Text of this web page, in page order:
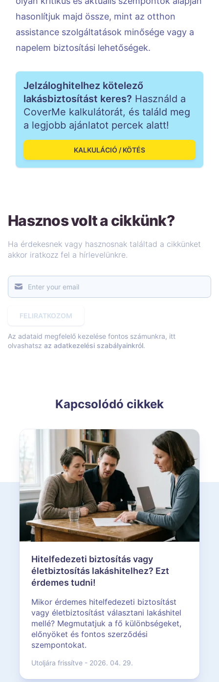
hasonlítjuk majd össze, mint az otthon
assistance szolgáltatások minősége vagy a
napelem biztosítási lehetőségek.
Jelzáloghitelhez kötelező
lakásbiztosítást keres? Használd a
CoverMe kalkulátorát, és találd meg
a legjobb ajánlatot percek alatt!
KALKULÁCIÓ / KÖTÉS
Hasznos volt a cikkünk?
Ha érdekesnek vagy hasznosnak találtad a cikkünket
akkor iratkozz fel a hírlevelünkre.
FELIRATKOZOM
Az adataid megfelelő kezelése fontos számunkra, itt
olvashatsz az adatkezelési szabályainkról.
Kapcsolódó cikkek
Hitelfedezeti biztosítás vagy
életbiztosítás lakáshitelhez? Ezt
érdemes tudni!
Mikor érdemes hitelfedezeti biztosítást
vagy életbiztosítást választani lakáshitel
mellé? Megmutatjuk a fő különbségeket,
előnyöket és fontos szerződési
szempontokat.
Utoljára frissítve - 2026. 04. 29.